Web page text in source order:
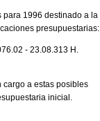
para 1996 destinado a la
presupuestarias:
- 23.08.313 H.
a estas posibles
inicial.